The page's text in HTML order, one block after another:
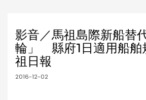
影音／馬祖島際新船替
輪」 縣府1日適用船舶
祖日報
2016-12-02